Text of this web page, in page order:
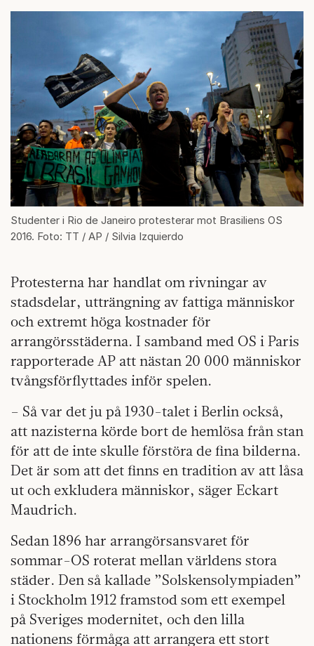
Studenter i Rio de Janeiro protesterar mot Brasiliens OS
2016. Foto: TT / AP / Silvia Izquierdo
Protesterna har handlat om rivningar av
stadsdelar, utträngning av fattiga människor
och extremt höga kostnader för
arrangörsstäderna. I samband med OS i Paris
rapporterade AP att nästan 20 000 människor
tvångsförflyttades inför spelen.
– Så var det ju på 1930-talet i Berlin också,
att nazisterna körde bort de hemlösa från stan
för att de inte skulle förstöra de fina bilderna.
Det är som att det finns en tradition av att låsa
ut och exkludera människor, säger Eckart
Maudrich.
Sedan 1896 har arrangörsansvaret för
sommar-OS roterat mellan världens stora
städer. Den så kallade ”Solskensolympiaden”
i Stockholm 1912 framstod som ett exempel
på Sveriges modernitet, och den lilla
nationens förmåga att arrangera ett stort